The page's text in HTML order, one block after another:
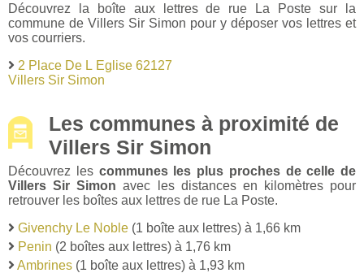
Découvrez la boîte aux lettres de rue La Poste sur la
commune de Villers Sir Simon pour y déposer vos lettres et
vos courriers.
2 Place De L Eglise 62127
Villers Sir Simon
Les communes à proximité de
Villers Sir Simon
Découvrez les communes les plus proches de celle de
Villers Sir Simon avec les distances en kilomètres pour
retrouver les boîtes aux lettres de rue La Poste.
Givenchy Le Noble (1 boîte aux lettres) à 1,66 km
Penin (2 boîtes aux lettres) à 1,76 km
Ambrines (1 boîte aux lettres) à 1,93 km